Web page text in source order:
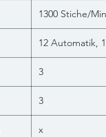
1300 Stiche/
12 Automatik,
3
3
x